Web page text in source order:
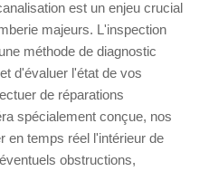
est un enjeu crucial
majeurs. L'inspection
méthode de diagnostic
d'évaluer l'état de vos
de réparations
spécialement conçue, nos
en temps réel l'intérieur de
obstructions,